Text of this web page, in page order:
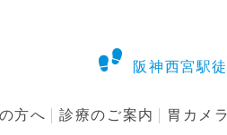
阪神西宮駅
方へ 診療のご案内 胃カメラ